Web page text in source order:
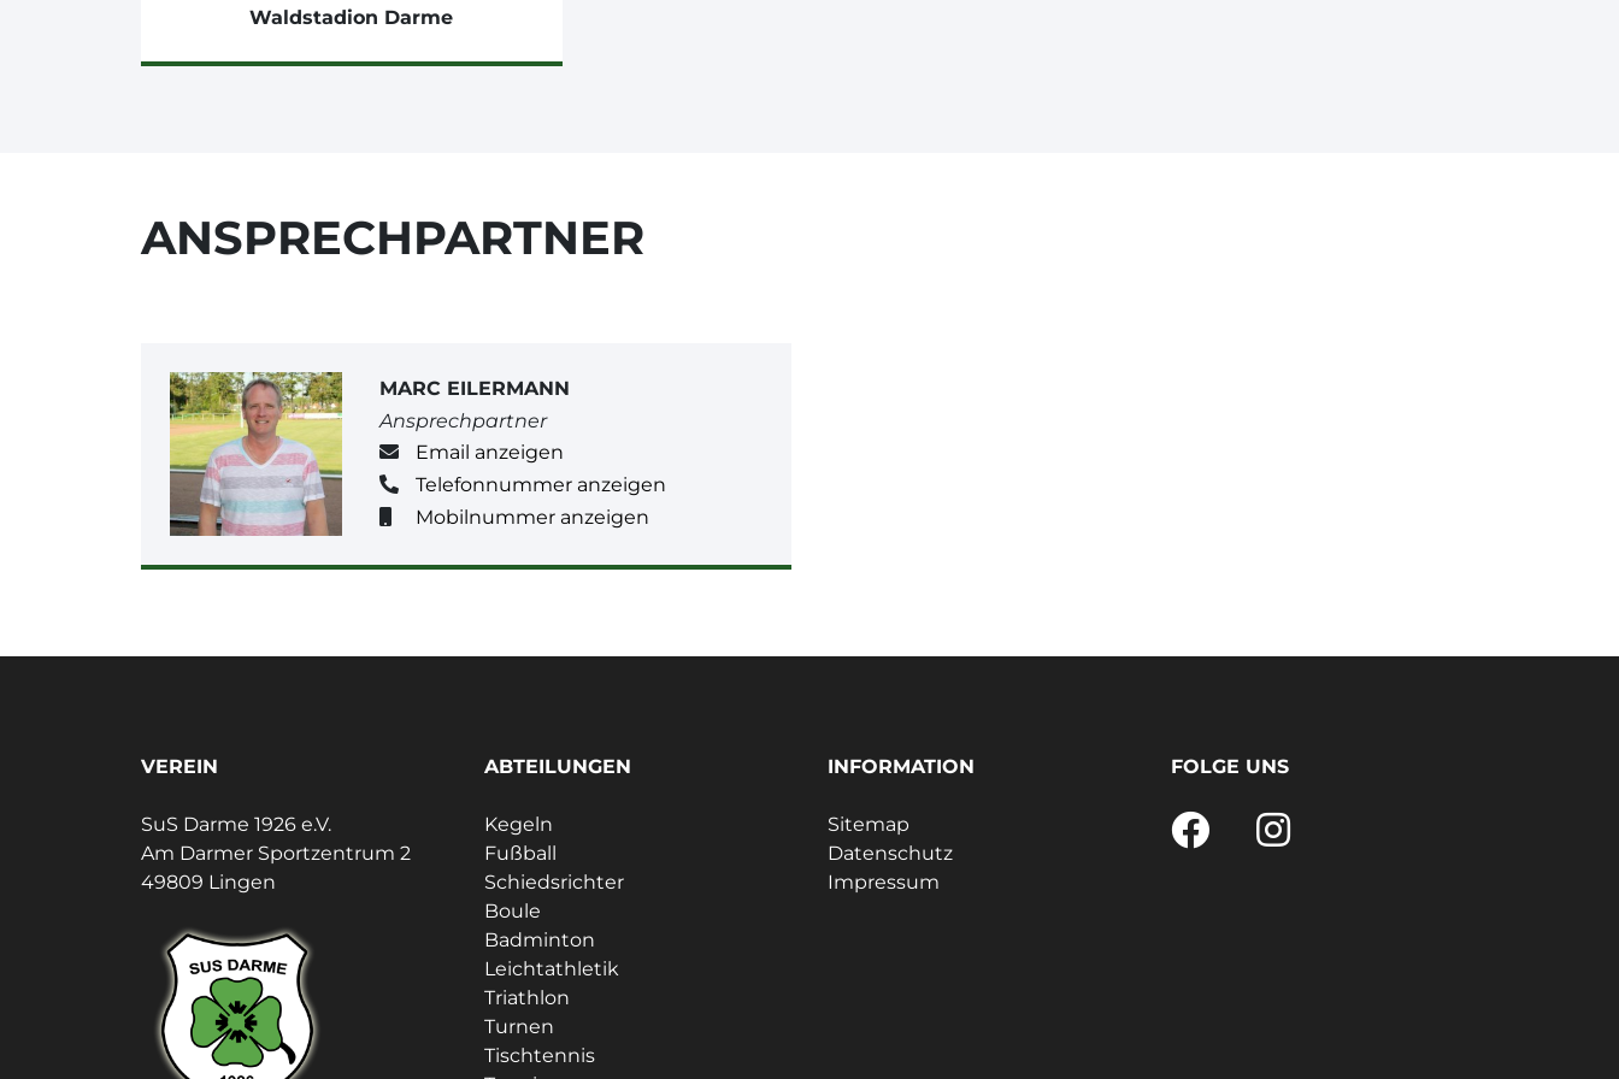
Waldstadion Darme
ANSPRECHPARTNER
MARC EILERMANN
Ansprechpartner
Email anzeigen
Telefonnummer anzeigen
Mobilnummer anzeigen
VEREIN
SuS Darme 1926 e.V.
Am Darmer Sportzentrum 2
49809 Lingen
ABTEILUNGEN
Kegeln
Fußball
Schiedsrichter
Boule
Badminton
Leichtathletik
Triathlon
Turnen
Tischtennis
INFORMATION
Sitemap
Datenschutz
Impressum
FOLGE UNS